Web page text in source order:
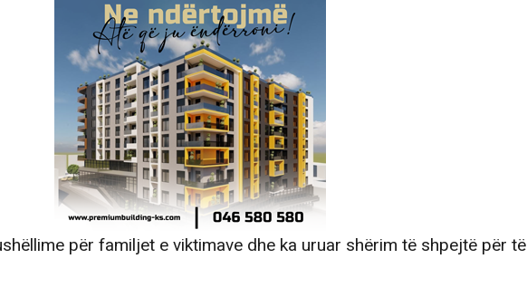
për familjet e viktimave dhe ka uruar shërim të shpejtë për të